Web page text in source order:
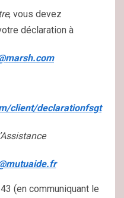
, vous devez
déclaration à
client/declarationfsgt
(en communiquant le